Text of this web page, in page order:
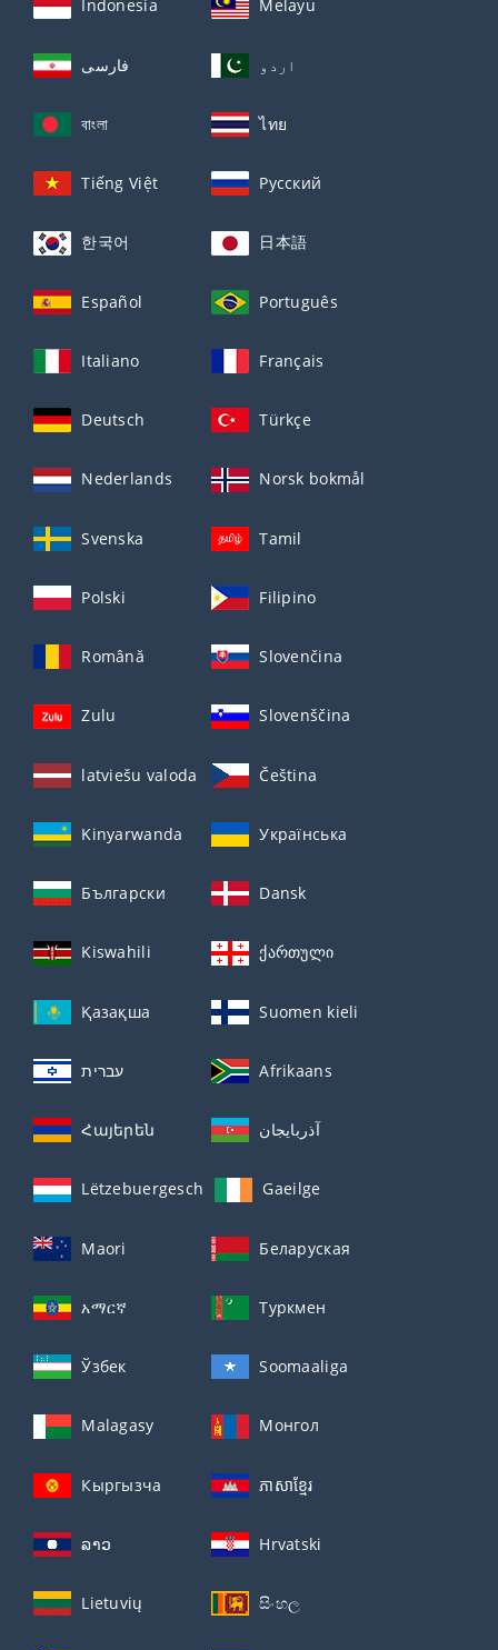
Indonesia Melayu
فارسی اردو
বাংলা ไทย
Tiếng Việt Русский
한국어 日本語
Español Português
Italiano Français
Deutsch Türkçe
Nederlands Norsk bokmål
Svenska Tamil
Polski Filipino
Română Slovenčina
Zulu Slovenščina
latviešu valoda Čeština
Kinyarwanda Українська
Български Dansk
Kiswahili ქართული
Қазақша Suomen kieli
עברית Afrikaans
Հայերեն آذربايجان
Lëtzebuergesch Gaeilge
Maori Беларуская
አማርኛ Туркмен
Ўзбек Soomaaliga
Malagasy Монгол
Кыргызча ភាសាខ្មែរ
ລາວ Hrvatski
Lietuvių සිංහල